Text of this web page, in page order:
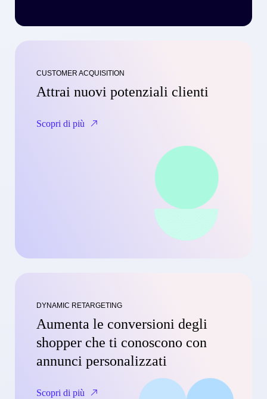
CUSTOMER ACQUISITION
Attrai nuovi potenziali clienti
Scopri di più
DYNAMIC RETARGETING
Aumenta le conversioni degli
shopper che ti conoscono con
annunci personalizzati
Scopri di più